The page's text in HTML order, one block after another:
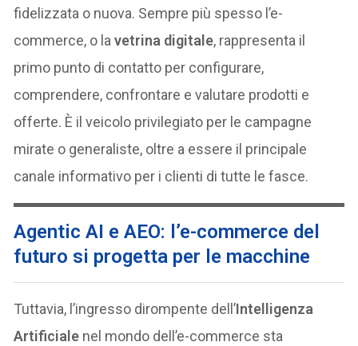
fidelizzata o nuova. Sempre più spesso l’e-
commerce, o lavetrina digitale, rappresenta il
primo punto di contatto per configurare,
comprendere, confrontare e valutare prodotti e
offerte. È il veicolo privilegiato per le campagne
mirate o generaliste, oltre a essere il principale
canale informativo per i clienti di tutte le fasce.
Agentic AI e AEO: l’e-commerce del
futuro si progetta per le macchine
Tuttavia, l’ingresso dirompente dell’Intelligenza
Artificiale nel mondo dell’e-commerce sta